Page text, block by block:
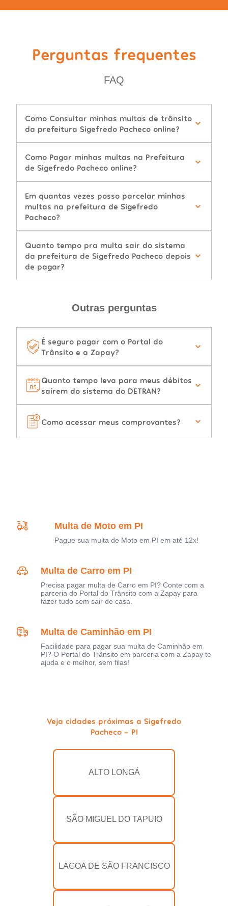
Perguntas frequentes
FAQ
Como Consultar minhas multas de trânsito
da prefeitura Sigefredo Pacheco online?
Como Pagar minhas multas na Prefeitura
de Sigefredo Pacheco online?
Em quantas vezes posso parcelar minhas
multas na prefeitura de Sigefredo
Pacheco?
Quanto tempo pra multa sair do sistema
da prefeitura de Sigefredo Pacheco depois
de pagar?
Outras perguntas
É seguro pagar com o Portal do
Trânsito e a Zapay?
Quanto tempo leva para meus débitos
saírem do sistema do DETRAN?
Como acessar meus comprovantes?
Multa de Moto em PI
Pague sua multa de Moto em PI em até 12x!
Multa de Carro em PI
Precisa pagar multa de Carro em PI? Conte com a
parceria do Portal do Trânsito com a Zapay para
fazer tudo sem sair de casa.
Multa de Caminhão em PI
Facilidade para pagar sua multa de Caminhão em
PI? O Portal do Trânsito em parceria com a Zapay te
ajuda e o melhor, sem filas!
Veja cidades próximas a Sigefredo
Pacheco - PI
ALTO LONGÁ
SÃO MIGUEL DO TAPUIO
LAGOA DE SÃO FRANCISCO